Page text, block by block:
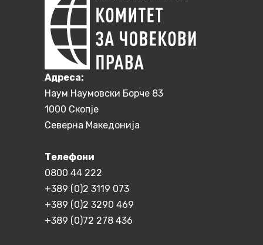
Aдреса:
Наум Наумовски Борче 83
1000 Скопје
Северна Македонија
Телефони
0800 44 222
+389 (0)2 3119 073
+389 (0)2 3290 469
+389 (0)72 278 436